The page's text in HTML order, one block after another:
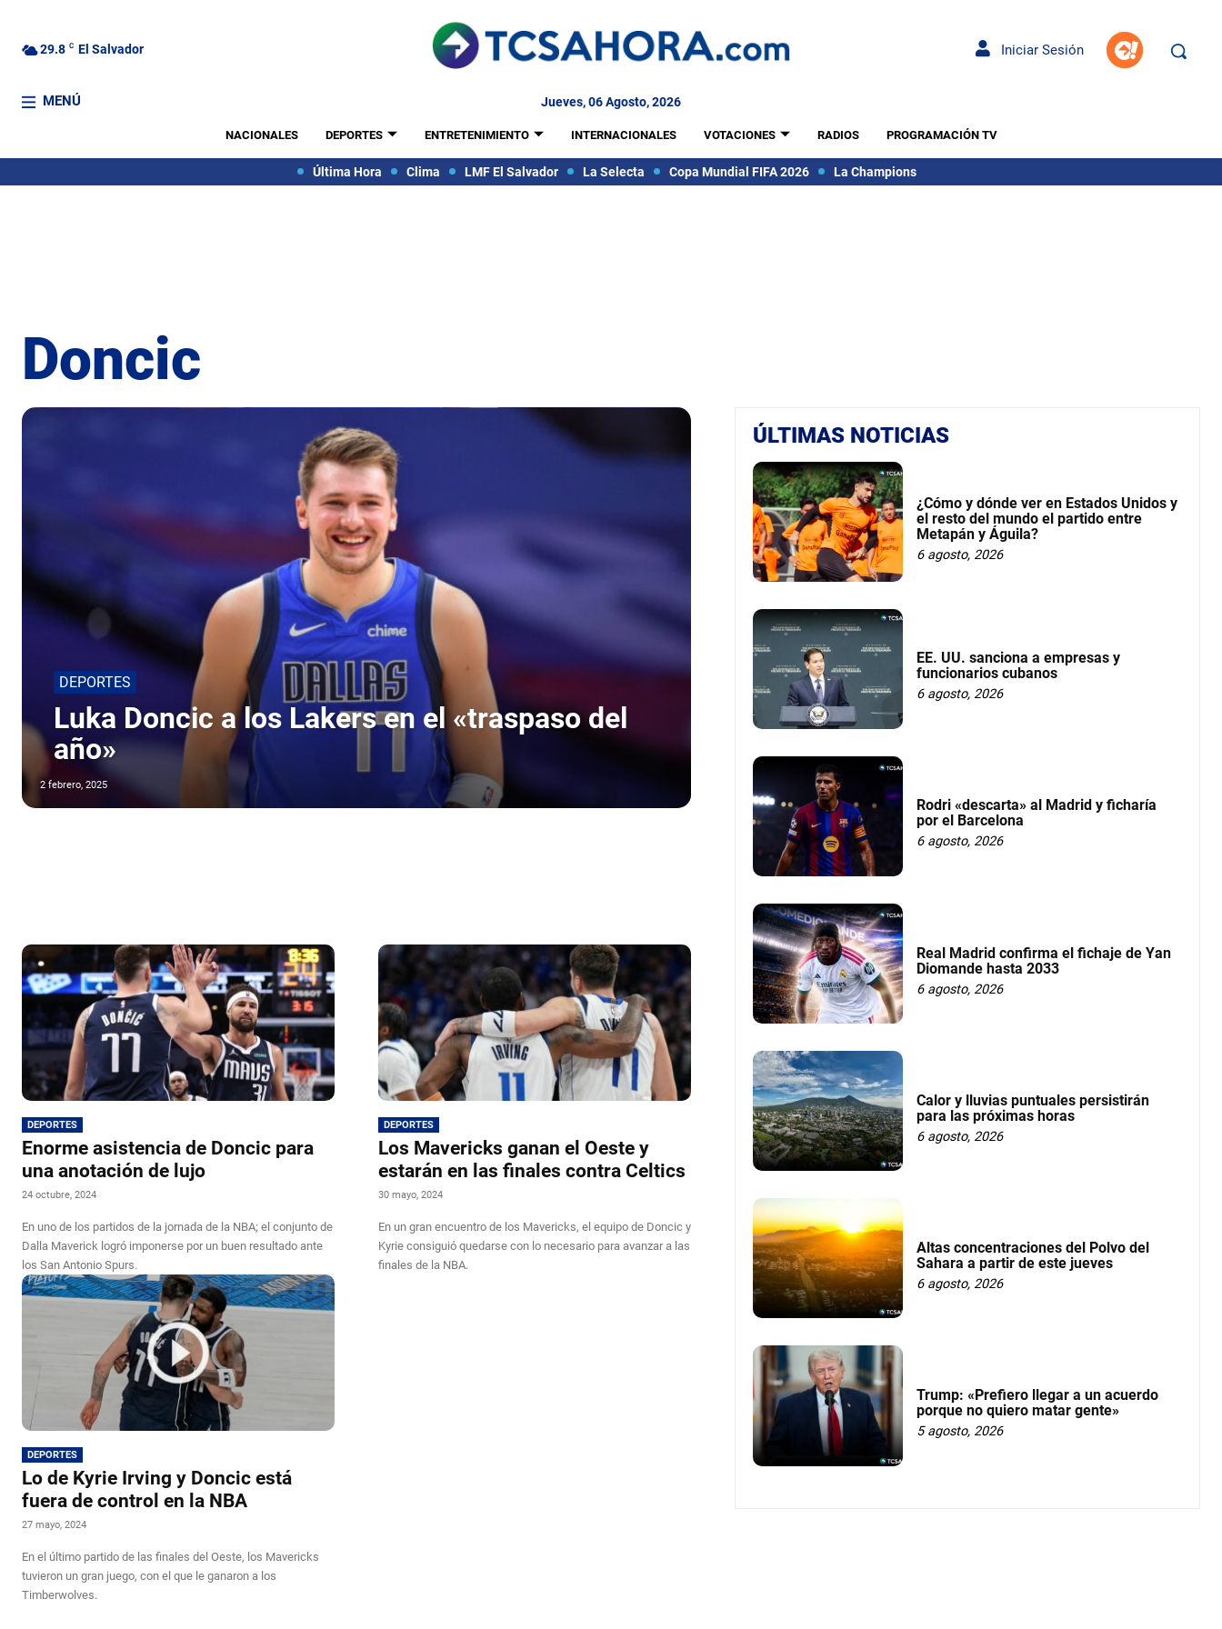
29.8 C El Salvador Iniciar Sesión
MENÚ Jueves, 06 Agosto, 2026
NACIONALES DEPORTES ENTRETENIMIENTO INTERNACIONALES VOTACIONES RADIOS PROGRAMACIÓN TV
Última Hora Clima LMF El Salvador La Selecta Copa Mundial FIFA 2026 La Champions
Doncic
DEPORTES
Luka Doncic a los Lakers en el «traspaso del
año»
2 febrero, 2025
DEPORTES
Enorme asistencia de Doncic para
una anotación de lujo
24 octubre, 2024
En uno de los partidos de la jornada de la NBA; el conjunto de
Dalla Maverick logró imponerse por un buen resultado ante
los San Antonio Spurs.
DEPORTES
Los Mavericks ganan el Oeste y
estarán en las finales contra Celtics
30 mayo, 2024
En un gran encuentro de los Mavericks, el equipo de Doncic y
Kyrie consiguió quedarse con lo necesario para avanzar a las
finales de la NBA.
DEPORTES
Lo de Kyrie Irving y Doncic está
fuera de control en la NBA
27 mayo, 2024
En el último partido de las finales del Oeste, los Mavericks
tuvieron un gran juego, con el que le ganaron a los
Timberwolves.
ÚLTIMAS NOTICIAS
¿Cómo y dónde ver en Estados Unidos y
el resto del mundo el partido entre
Metapán y Águila?
6 agosto, 2026
EE. UU. sanciona a empresas y
funcionarios cubanos
6 agosto, 2026
Rodri «descarta» al Madrid y ficharía
por el Barcelona
6 agosto, 2026
Real Madrid confirma el fichaje de Yan
Diomande hasta 2033
6 agosto, 2026
Calor y lluvias puntuales persistirán
para las próximas horas
6 agosto, 2026
Altas concentraciones del Polvo del
Sahara a partir de este jueves
6 agosto, 2026
Trump: «Prefiero llegar a un acuerdo
porque no quiero matar gente»
5 agosto, 2026